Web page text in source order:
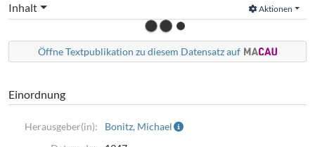
Inhalt Aktionen
Öffne Textpublikation zu diesem Datensatz auf
Einordnung
Herausgeber(in):
Bonitz, Michael